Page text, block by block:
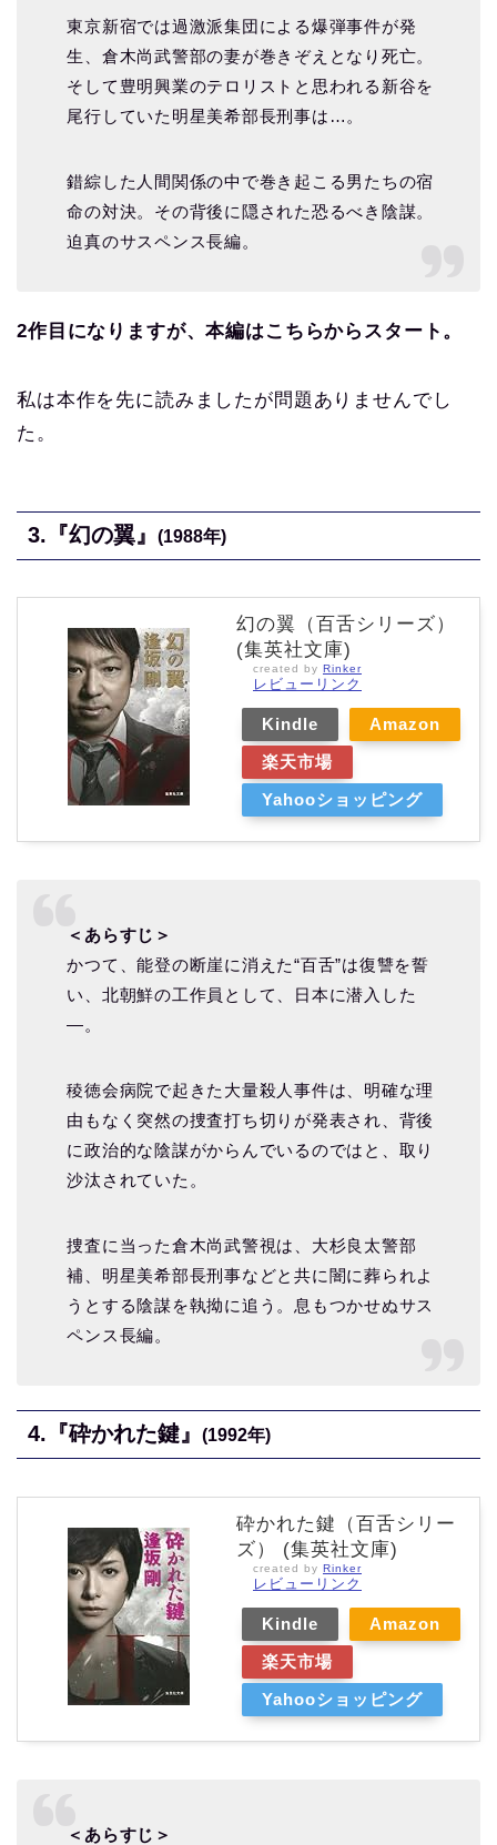
東京新宿では過激派集団による爆弾事件が発
生、倉木尚武警部の妻が巻きぞえとなり死亡。
そして豊明興業のテロリストと思われる新谷を
尾行していた明星美希部長刑事は…。
錯綜した人間関係の中で巻き起こる男たちの宿
命の対決。その背後に隠された恐るべき陰謀。
迫真のサスペンス長編。
2作目になりますが、本編はこちらからスタート。
私は本作を先に読みましたが問題ありませんでし
た。
3.『幻の翼』 (1988年)
幻の翼（百舌シリーズ）
(集英社文庫)
created by Rinker
レビューリンク
Kindle
Amazon
楽天市場
Yahooショッピング
＜あらすじ＞
かつて、能登の断崖に消えた“百舌”は復讐を誓
い、北朝鮮の工作員として、日本に潜入した
―。
稜徳会病院で起きた大量殺人事件は、明確な理
由もなく突然の捜査打ち切りが発表され、背後
に政治的な陰謀がからんでいるのではと、取り
沙汰されていた。
捜査に当った倉木尚武警視は、大杉良太警部
補、明星美希部長刑事などと共に闇に葬られよ
うとする陰謀を執拗に追う。息もつかせぬサス
ペンス長編。
4.『砕かれた鍵』 (1992年)
砕かれた鍵（百舌シリー
ズ） (集英社文庫)
created by Rinker
レビューリンク
Kindle
Amazon
楽天市場
Yahooショッピング
＜あらすじ＞